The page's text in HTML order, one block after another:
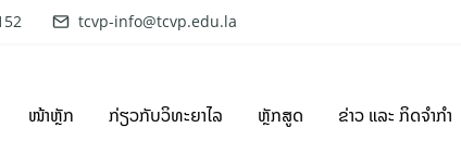
tcvp-info@tcvp.edu.la
ໜ້າຫຼັກ ກ່ຽວກັບວິທະຍາໄລ ຫຼັກສູດ ຂ່າວ ແລະ ກິດຈຳກຳ